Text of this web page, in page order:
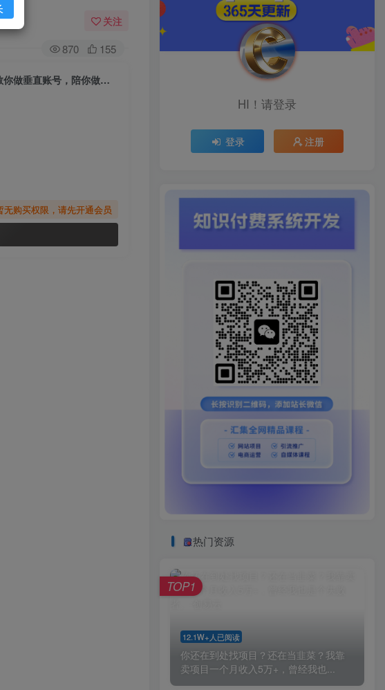
关注
870 155
（6230期）房产账号运营课1.0：从0播放到10w播放，教你做垂直账号，陪你做房产成交
无购买权限，请先开通会员
HI！请登录
登录 注册
热门资源
12.1W+人已阅读
你还在到处找项目？还在当韭菜？我靠
卖项目一个月收入5万+，曾经我也...
TOP1